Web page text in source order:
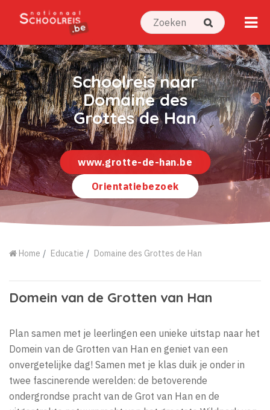
Schoolreis naar
Domaine des
Grottes de Han
www.grotte-de-han.be
Orientatiebezoek
Home Educatie Domaine des Grottes de Han
Domein van de Grotten van Han
Plan samen met je leerlingen een unieke uitstap naar het
Domein van de Grotten van Han en geniet van een
onvergetelijke dag! Samen met je klas duik je onder in
twee fascinerende werelden: de betoverende
ondergrondse pracht van de Grot van Han en de